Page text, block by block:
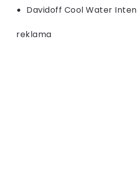
Davidoff Cool Water
reklama